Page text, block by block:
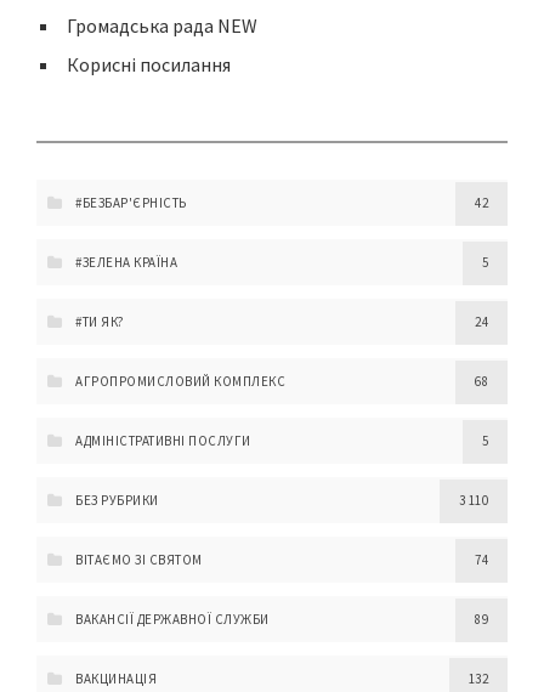
Громадська рада NEW
Корисні посилання
#БЕЗБАР'ЄРНІСТЬ 42
#ЗЕЛЕНА КРАЇНА 5
#ТИ ЯК? 24
АГРОПРОМИСЛОВИЙ КОМПЛЕКС 68
АДМІНІСТРАТИВНІ ПОСЛУГИ 5
БЕЗ РУБРИКИ 3 110
ВІТАЄМО ЗІ СВЯТОМ 74
ВАКАНСІЇ ДЕРЖАВНОЇ СЛУЖБИ 89
ВАКЦИНАЦІЯ 132